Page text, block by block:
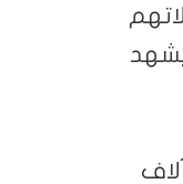
التسليط على آلة الحرب الإسرائيلية التي أسفرت حتى الآن عن مقتل أكثر من 8 آلاف